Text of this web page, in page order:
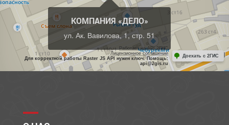
КОМПАНИЯ «ДЕЛО»
ул. Ак. Вавилова, 1, стр. 51
Работает на API 2ГИС
Лицензионное соглашение
Для корректной работы Raster JS API нужен ключ. Помощь:
api@2gis.ru
Доехать с 2ГИС